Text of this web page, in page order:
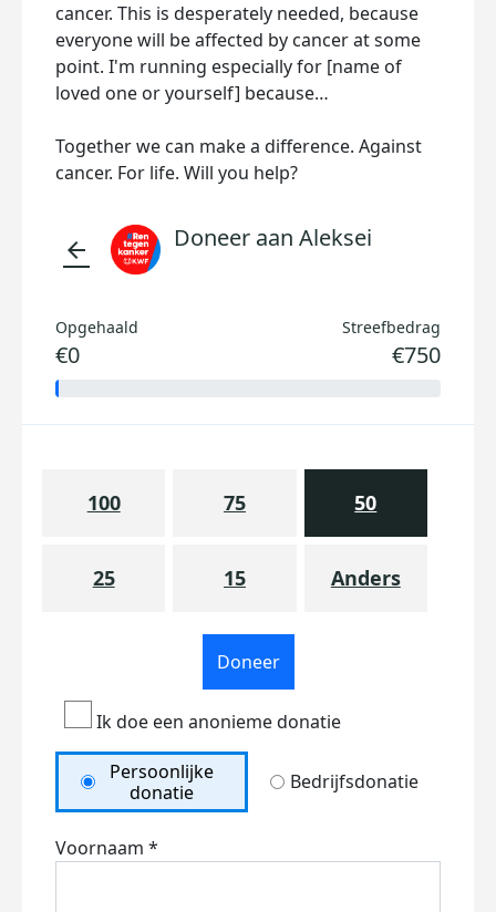
cancer. This is desperately needed, because
everyone will be affected by cancer at some
point. I'm running especially for [name of
loved one or yourself] because…
Together we can make a difference. Against
cancer. For life. Will you help?
arrow_back Doneer aan Aleksei
Opgehaald
€0
Streefbedrag
€750
100 75 50
25 15 Anders
Doneer
Ik doe een anonieme donatie
Persoonlijke
donatie
Bedrijfsdonatie
Voornaam *